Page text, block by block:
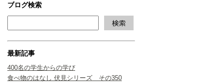
ブログ検索
最新記事
400名の学生からの学び
食べ物のはなし 伏見シリーズ その350